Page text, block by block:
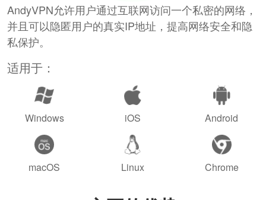
AndyVPN允许用户通过互联网访问一个私密的网络，
并且可以隐匿用户的真实IP地址，提高网络安全和隐
私保护。
适用于：
Windows iOS Android
macOS Linux Chrome